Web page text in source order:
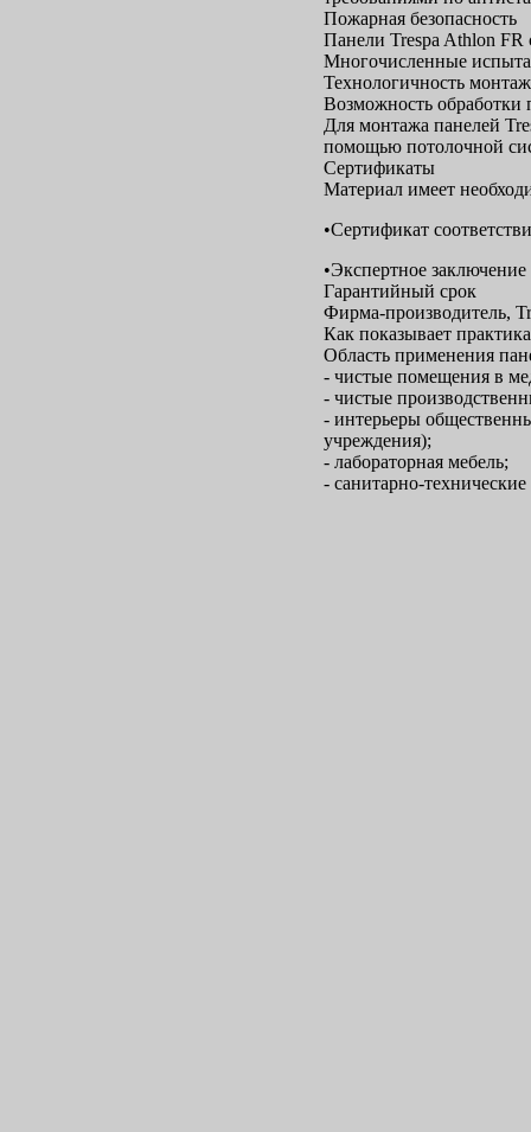
Пожарная безопасность
Панели Trespa Athlon FR
Многочисленные
Технологичность
Возможность обработки
Для монтажа панелей
помощью потолочной
Сертификаты
Материал имеет
•Сертификат
•Экспертное
Гарантийный срок
Фирма-производитель,
Как показывает
Область применения
- чистые помещения в
- чистые
- интерьеры
учреждения);
- лабораторная мебель;
- санитарно-